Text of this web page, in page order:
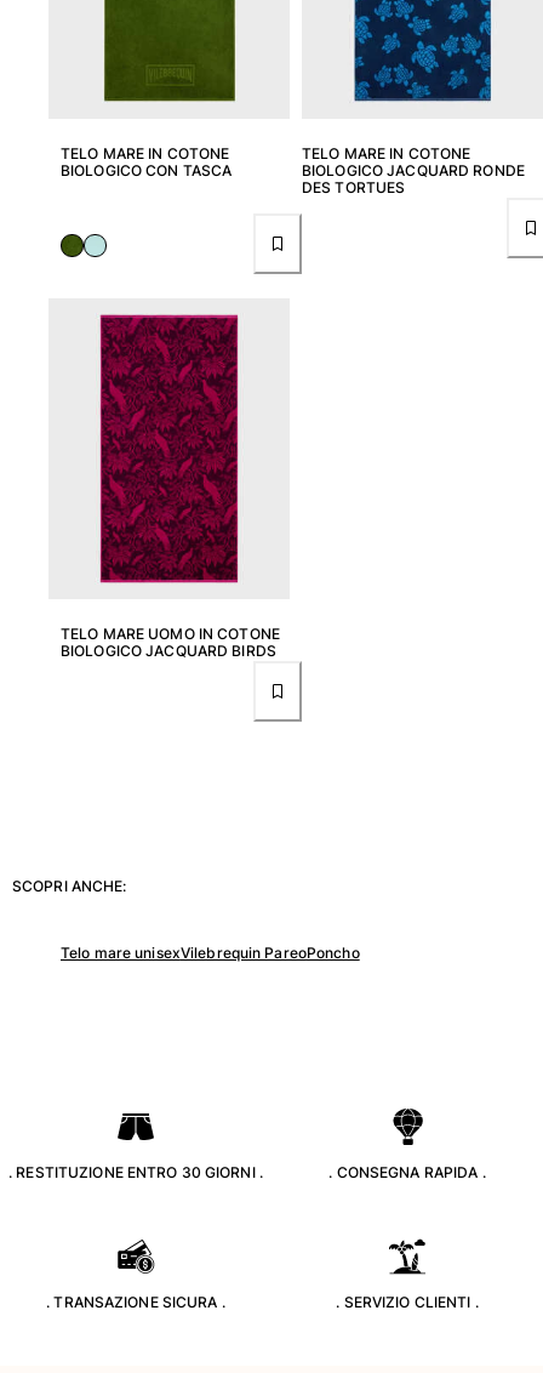
Costumi Interi
Bikini
Neonato
Vedi tutti i Costumi da bagno
Abiti e Gonne
Tute
Pantaloncini
Felpe
T-shirt
Vedi tutti i Abbigliamento
Neonato
Vedi tutti i Neonato
Cappelli e Cappellini
Telo mare unisex
Borsa da Spiaggia
Mini borse
Occhiali da sole
TELO MARE IN COTONE
BIOLOGICO CON TASCA
TELO MARE IN COTONE
BIOLOGICO JACQUARD RONDE
DES TORTUES
TELO MARE UOMO IN COTONE
BIOLOGICO JACQUARD BIRDS
SCOPRI ANCHE:
Telo mare unisexVilebrequin PareoPoncho
. RESTITUZIONE ENTRO 30 GIORNI . . CONSEGNA RAPIDA .
. TRANSAZIONE SICURA . . SERVIZIO CLIENTI .